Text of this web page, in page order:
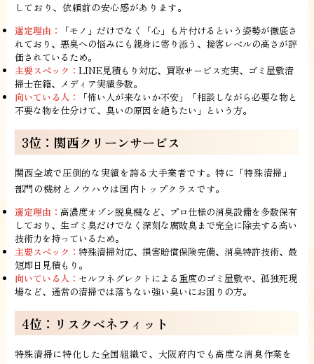
しており、依頼前の安心感があります。
選定理由：
「モノ」だけでなく「心」も片付けるという姿勢が徹底さ
れており、悪臭への悩みにも親身に寄り添う、接客レベルの高さが評
価されているため。
主要スペック： LINE見積もり対応、買取サービス充実、ゴミ屋敷清
掃士在籍、メディア実績多数。
向いている人：
「怖い人が来ないか不安」「相談しながら必要な物と
不要な物を仕分けて、臭いの原因を絶ちたい」という方。
3位：関西クリーンサービス
関西全域で圧倒的な実績を誇る大手業者です。特に「特殊清掃」
部門の機材とノウハウは国内トップクラスです。
選定理由： 高濃度オゾン脱臭機など、プロ仕様の消臭設備を多数保有
しており、生ゴミ臭だけでなく深刻な腐敗臭まで完全に除去する高い
技術力を持っているため。
主要スペック： 特殊清掃対応、損害賠償保険完備、消臭特許技術、最
短即日見積もり。
向いている人： セルフネグレクトによる重度のゴミ屋敷や、孤独死現
場など、通常の清掃では落ちない強い臭いにお困りの方。
4位：リスクベネフィット
特殊清掃に特化した全国組織で、大阪府内でも高度な消臭作業を